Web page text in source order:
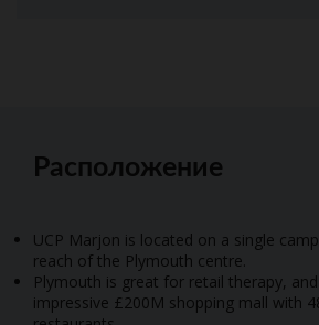
Расположение
UCP Marjon is located on a single
reach of the Plymouth centre.
Plymouth is great for retail therapy,
impressive £200M shopping mall with